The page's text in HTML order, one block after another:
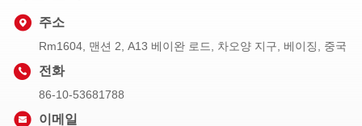
주소
Rm1604, 맨션 2, A13 베이완 로드, 차오양 지구, 베이징, 중국
전화
86-10-53681788
이메일